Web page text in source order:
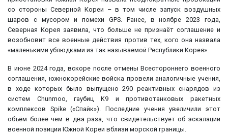
со стороны Северной Кореи – в том числе запуск воздушных
шаров с мусором и помехи GPS. Ранее, в ноябре 2023 года,
Северная Корея заявила, что больше не признаёт соглашение и
возобновит все военные действия против тех, кого она назвала
«маленькими ублюдками из так называемой Республики Корея».
В июне 2024 года, вскоре после отмены Всестороннего военного
соглашения, южнокорейские войска провели аналогичные учения,
в ходе которых было выпущено 290 реактивных снарядов из
систем Chunmoo, гаубиц K9 и противотанковых ракетных
комплексов Spike («Спайк»). Последние учения увеличили этот
объём более чем в два раза, что свидетельствует об эскалации
военной позиции Южной Кореи вблизи морской границы.